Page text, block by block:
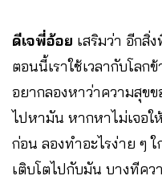
ดีเจพี่อ้อย เสริมว่า อีกสิ่
ตอนนี้เราใช้เวลากับโลก
อยากลองหาว่าความสุขข
ไปหามัน หากหาไม่เจอใ
ก่อน ลองทำอะไรง่าย ๆ
เติบโตไปกับมัน บางทีคว